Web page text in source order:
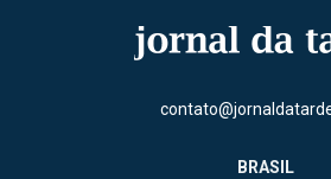
BRASIL